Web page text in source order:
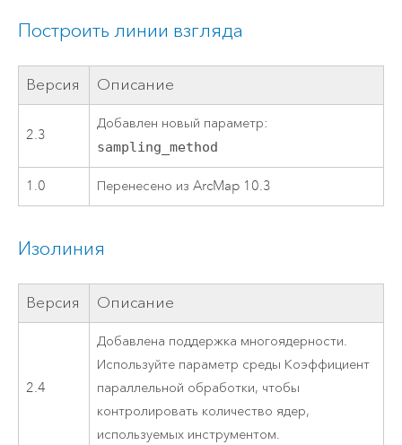
Построить линии взгляда
Версия Описание
2.3
Добавлен новый параметр:
sampling_method
1.0 Перенесено из ArcMap 10.3
Изолиния
Версия Описание
2.4
Добавлена поддержка многоядерности.
Используйте параметр среды Коэффициент
параллельной обработки, чтобы
контролировать количество ядер,
используемых инструментом.